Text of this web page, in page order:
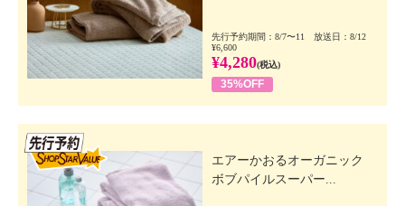
先行予約期間：8/7〜11 放送日：8/12
¥6,600
¥4,280(税込)
35%OFF
エアーかおるオーガニック
ボブパイルスーパー...